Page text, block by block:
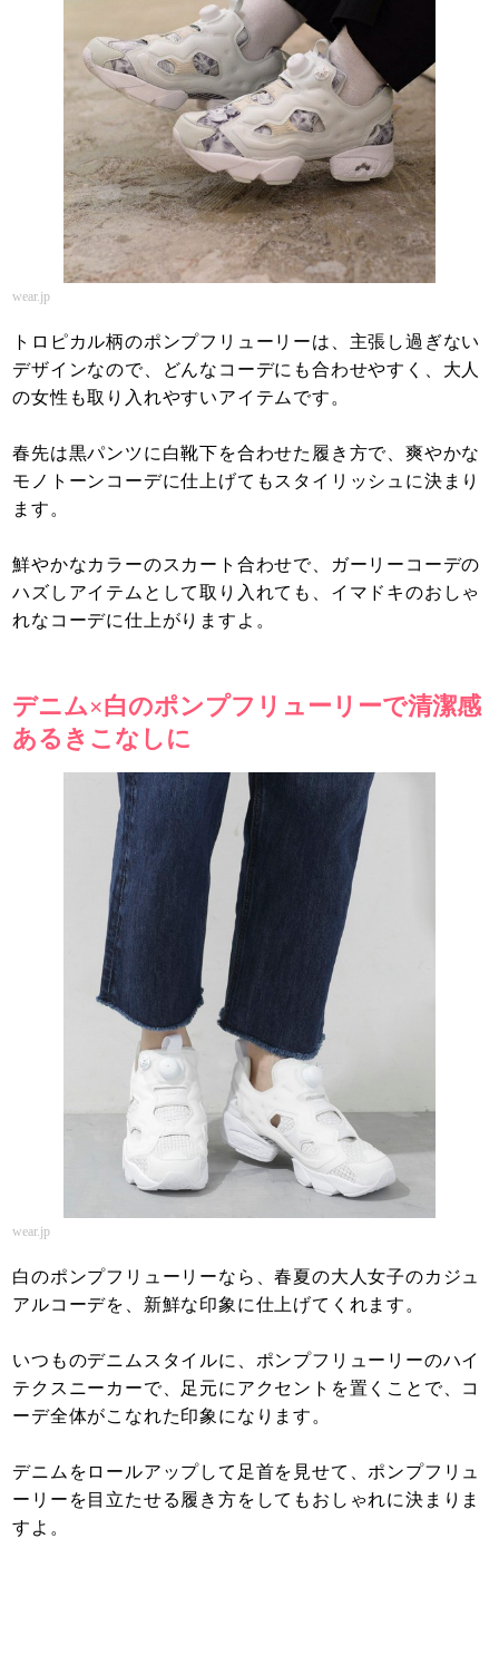
wear.jp
トロピカル柄のポンプフリューリーは、主張し過ぎない
デザインなので、どんなコーデにも合わせやすく、大人
の女性も取り入れやすいアイテムです。
春先は黒パンツに白靴下を合わせた履き方で、爽やかな
モノトーンコーデに仕上げてもスタイリッシュに決まり
ます。
鮮やかなカラーのスカート合わせで、ガーリーコーデの
ハズしアイテムとして取り入れても、イマドキのおしゃ
れなコーデに仕上がりますよ。
デニム×白のポンプフリューリーで清潔感
あるきこなしに
wear.jp
白のポンプフリューリーなら、春夏の大人女子のカジュ
アルコーデを、新鮮な印象に仕上げてくれます。
いつものデニムスタイルに、ポンプフリューリーのハイ
テクスニーカーで、足元にアクセントを置くことで、コ
ーデ全体がこなれた印象になります。
デニムをロールアップして足首を見せて、ポンプフリュ
ーリーを目立たせる履き方をしてもおしゃれに決まりま
すよ。